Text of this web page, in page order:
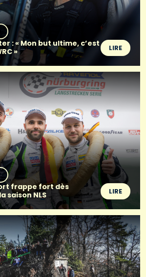
: « Mon but ultime, c’est
»
LIRE
frappe fort dès
saison NLS
LIRE